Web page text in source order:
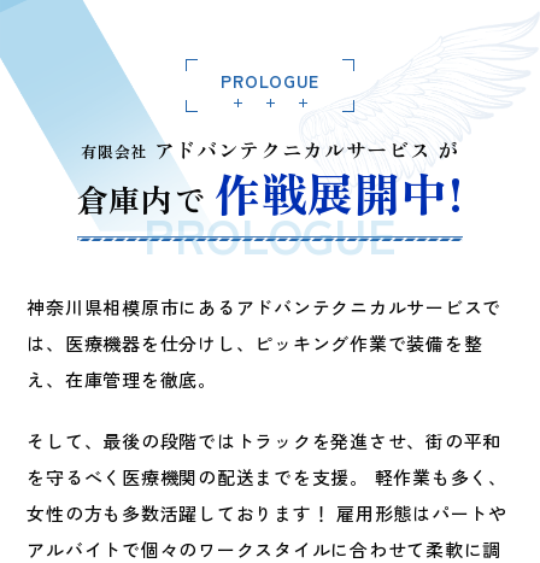
PROLOGUE
有限会社 アドバンテクニカルサービス が
倉庫内で 作戦展開中!
神奈川県相模原市にあるアドバンテクニカルサービスで
は、医療機器を仕分けし、
ピッキング作業で装備を整
え、在庫管理を徹底。
そして、最後の段階ではトラックを発進させ、街の平和
を守るべく医療機関の配送までを支援。
軽作業も多く、
女性の方も多数活躍しております！ 雇用形態はパートや
アルバイトで個々のワークスタイルに合わせて柔軟に調